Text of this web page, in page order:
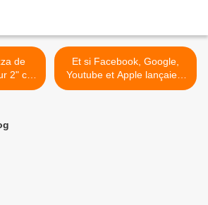
2" ce
chez
Et si Facebook, Google,
Youtube et Apple lançaient
leur propre marque de